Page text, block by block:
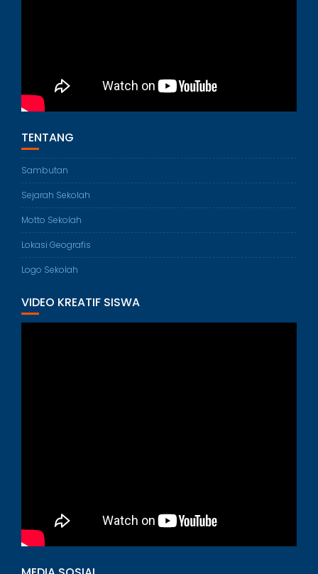
TENTANG
Sambutan
Sejarah Sekolah
Motto Sekolah
Lokasi Geografis
Logo Sekolah
VIDEO KREATIF SISWA